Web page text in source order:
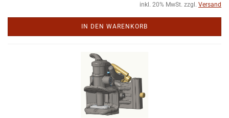
inkl. 20% MwSt. zzgl. Versand
IN DEN WARENKORB